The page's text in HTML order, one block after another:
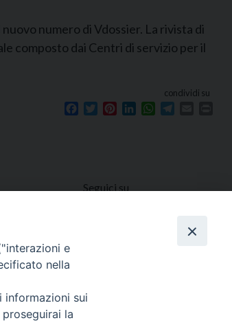
numero di Vdossier. La rivista di
composto dai Centri di servizio per il
condividi su
Facebook
TwitterPinterestLinkedInWhatsApp
Seguici su
e
nella
informazioni sui
la